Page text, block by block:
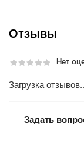
Отзывы
Нет
Загрузка
Задать